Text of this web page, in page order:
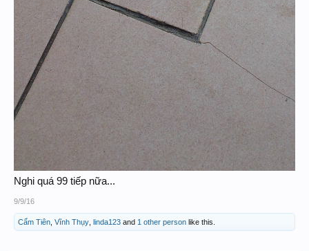
Nghi quá 99 tiếp nữa...
9/9/16
Cẩm Tiên Vĩnh Thụy linda123 and 1 other person like this.